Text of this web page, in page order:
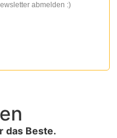
abmelden :)
das Beste.